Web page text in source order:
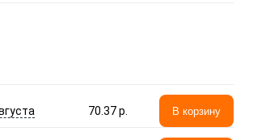
70.37 p. В корзину